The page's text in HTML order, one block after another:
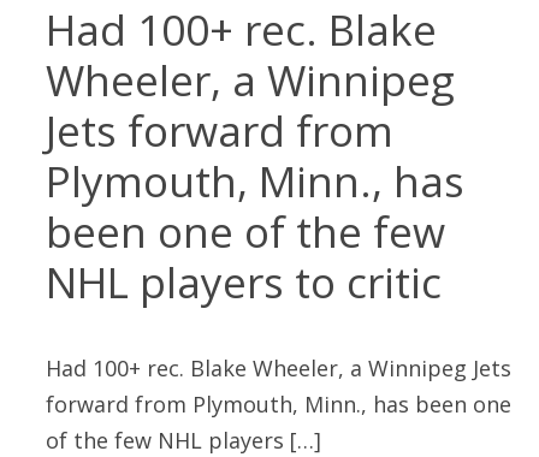
Had 100+ rec. Blake
Wheeler, a Winnipeg
Jets forward from
Plymouth, Minn., has
been one of the few
NHL players to critic
Had 100+ rec. Blake Wheeler, a Winnipeg Jets
forward from Plymouth, Minn., has been one
of the few NHL players […]